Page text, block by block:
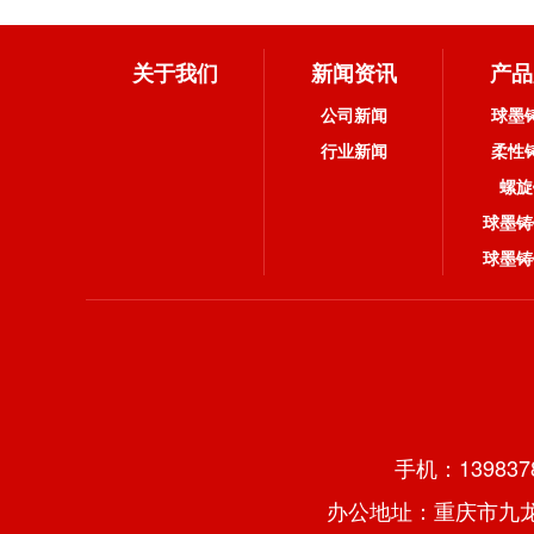
关于我们 新闻资讯
公司新闻
行业新闻
产
球墨
柔性
螺
球墨
球墨
手机：
办公地址：重庆市